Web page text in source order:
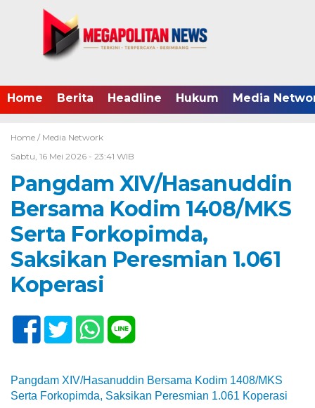
Home Berita Headline Hukum Media
Home / Media Network
Sabtu, 16 Mei 2026 - 23:41 WIB
Pangdam XIV/Hasanuddin
Bersama Kodim 1408/MKS
Serta Forkopimda,
Saksikan Peresmian 1.061
Koperasi
Pangdam XIV/Hasanuddin Bersama Kodim 1408/MKS
Serta Forkopimda, Saksikan Peresmian 1.061 Koperasi